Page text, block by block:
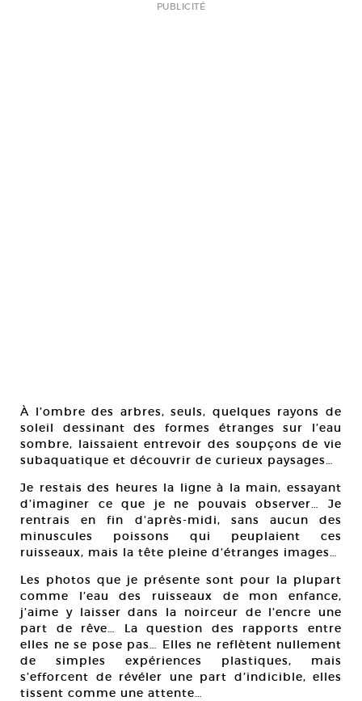
PUBLICITÉ
À l’ombre des arbres, seuls, quelques rayons de
soleil dessinant des formes étranges sur l’eau
sombre, laissaient entrevoir des soupçons de vie
subaquatique et découvrir de curieux paysages…
Je restais des heures la ligne à la main, essayant
d’imaginer ce que je ne pouvais observer… Je
rentrais en fin d’après-midi, sans aucun des
minuscules poissons qui peuplaient ces
ruisseaux, mais la tête pleine d’étranges images…
Les photos que je présente sont pour la plupart
comme l’eau des ruisseaux de mon enfance,
j’aime y laisser dans la noirceur de l’encre une
part de rêve… La question des rapports entre
elles ne se pose pas… Elles ne reflètent nullement
de simples expériences plastiques, mais
s’efforcent de révéler une part d’indicible, elles
tissent comme une attente…